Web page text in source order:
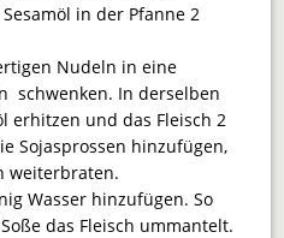
in der Pfanne 2
Nudeln in eine
schwenken. In derselben
erhitzen und das Fleisch 2
Sojasprossen hinzufügen,
weiterbraten.
Wasser hinzufügen. So
das Fleisch ummantelt.